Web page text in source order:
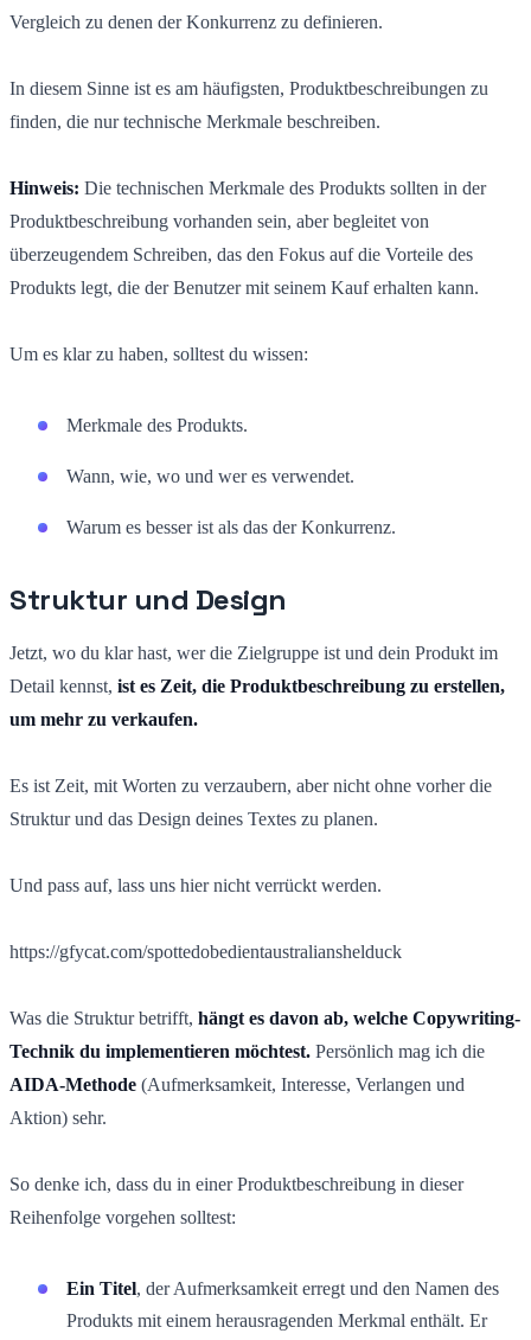
Vergleich zu denen der Konkurrenz zu definieren.
In diesem Sinne ist es am häufigsten, Produktbeschreibungen zu
finden, die nur technische Merkmale beschreiben.
Hinweis: Die technischen Merkmale des Produkts sollten in der
Produktbeschreibung vorhanden sein, aber begleitet von
überzeugendem Schreiben, das den Fokus auf die Vorteile des
Produkts legt, die der Benutzer mit seinem Kauf erhalten kann.
Um es klar zu haben, solltest du wissen:
Merkmale des Produkts.
Wann, wie, wo und wer es verwendet.
Warum es besser ist als das der Konkurrenz.
Struktur und Design
Jetzt, wo du klar hast, wer die Zielgruppe ist und dein Produkt im
Detail kennst, ist es Zeit, die Produktbeschreibung zu erstellen,
um mehr zu verkaufen.
Es ist Zeit, mit Worten zu verzaubern, aber nicht ohne vorher die
Struktur und das Design deines Textes zu planen.
Und pass auf, lass uns hier nicht verrückt werden.
https://gfycat.com/spottedobedientaustralianshelduck
Was die Struktur betrifft, hängt es davon ab, welche Copywriting-
Technik du implementieren möchtest. Persönlich mag ich die
AIDA-Methode (Aufmerksamkeit, Interesse, Verlangen und
Aktion) sehr.
So denke ich, dass du in einer Produktbeschreibung in dieser
Reihenfolge vorgehen solltest:
Ein Titel, der Aufmerksamkeit erregt und den Namen des
Produkts mit einem herausragenden Merkmal enthält. Er